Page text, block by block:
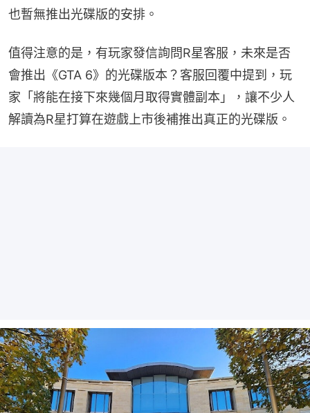
也暫無推出光碟版的安排。
值得注意的是，有玩家發信詢問R星客服，未來是否
會推出《GTA 6》的光碟版本？客服回覆中提到，玩
家「將能在接下來幾個月取得實體副本」，讓不少人
解讀為R星打算在遊戲上市後補推出真正的光碟版。